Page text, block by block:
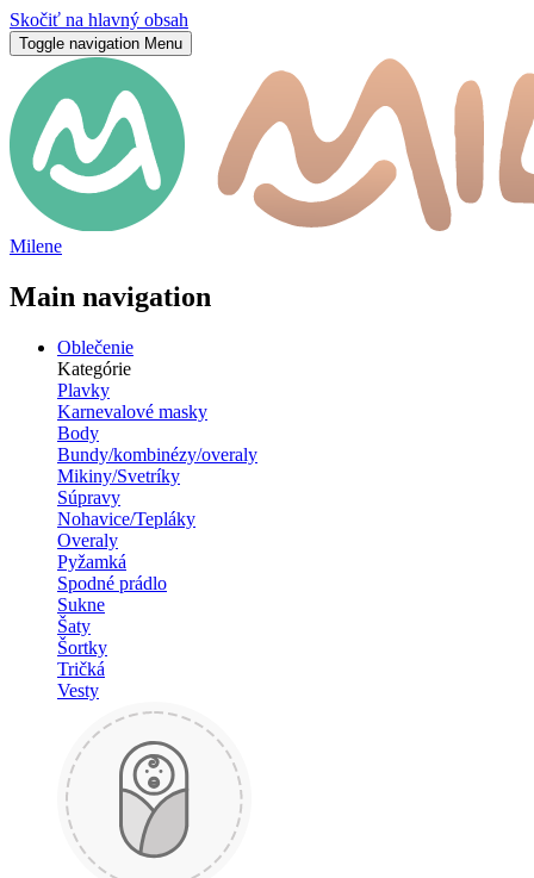
Skočiť na hlavný obsah
Toggle navigation Menu
Milene
Main navigation
Oblečenie
Kategórie
Plavky
Karnevalové masky
Body
Bundy/kombinézy/overaly
Mikiny/Svetríky
Súpravy
Nohavice/Tepláky
Overaly
Pyžamká
Spodné prádlo
Sukne
Šaty
Šortky
Tričká
Vesty